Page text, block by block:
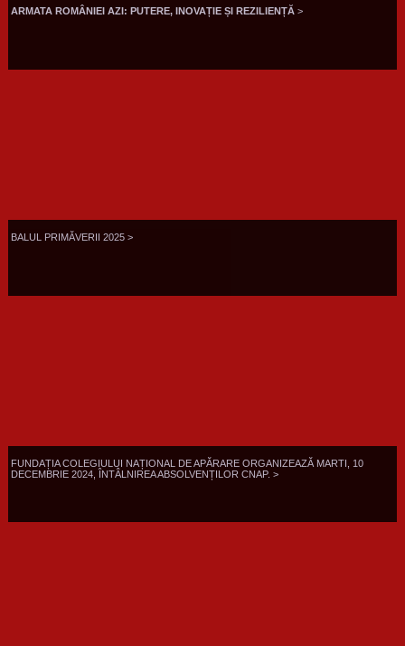
ARMATA ROMÂNIEI AZI: PUTERE, INOVAȚIE ȘI REZILIENȚĂ>
BALUL PRIMĂVERII 2025 >
FUNDAȚIA COLEGIULUI NAȚIONAL DE APĂRARE ORGANIZEAZĂ MARTI, 10
DECEMBRIE 2024, ÎNTÂLNIREA ABSOLVENȚILOR CNAP. >